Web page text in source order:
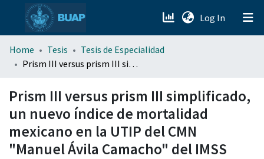
Log In (current)
menu.section.about_menu
Home Tesis
Tesis de Especialidad
Prism III versus prism III simplificado, un nuevo índice de mortalidad mexicano en la UTIP del CMN "Manuel Ávila Camacho" del IMSS
Prism III versus prism III simplificado,
un nuevo índice de mortalidad
mexicano en la UTIP del CMN
"Manuel Ávila Camacho" del IMSS